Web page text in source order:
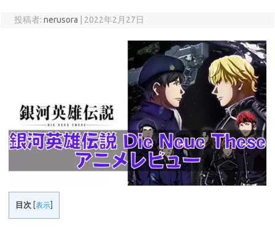
投稿者: nerusora 2022年2月27日
目次 表示